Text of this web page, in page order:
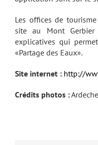
Les offices de
site au Mont
explicatives qui
«Partage des Eaux».
Site internet : http://
Crédits photos :